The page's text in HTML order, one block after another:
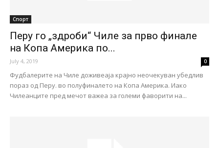
Спорт
Перу го „здроби“ Чиле за прво финале
на Копа Америка по...
July 4, 2019 0
Фудбалерите на Чиле доживеаја крајно неочекуван убедлив
пораз од Перу. во полуфиналето на Копа Америка. Иако
Чилеанците пред мечот важеа за големи фаворити на...